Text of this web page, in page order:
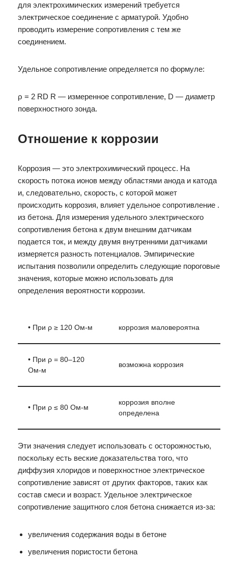
для электрохимических измерений требуется
электрическое соединение с арматурой. Удобно
проводить измерение сопротивления с тем же
соединением.
Удельное сопротивление определяется по формуле:
ρ = 2 RD R — измеренное сопротивление, D — диаметр
поверхностного зонда.
Отношение к коррозии
Коррозия — это электрохимический процесс. На
скорость потока ионов между областями анода и катода
и, следовательно, скорость, с которой может
происходить коррозия, влияет удельное сопротивление .
из бетона. Для измерения удельного электрического
сопротивления бетона к двум внешним датчикам
подается ток, и между двумя внутренними датчиками
измеряется разность потенциалов. Эмпирические
испытания позволили определить следующие пороговые
значения, которые можно использовать для
определения вероятности коррозии.
• При ρ ≥ 120 Ом-м коррозия маловероятна
• При ρ = 80–120
Ом-м
возможна коррозия
• При ρ ≤ 80 Ом-м
коррозия вполне
определена
Эти значения следует использовать с осторожностью,
поскольку есть веские доказательства того, что
диффузия хлоридов и поверхностное электрическое
сопротивление зависят от других факторов, таких как
состав смеси и возраст. Удельное электрическое
сопротивление защитного слоя бетона снижается из-за:
увеличения содержания воды в бетоне
увеличения пористости бетона